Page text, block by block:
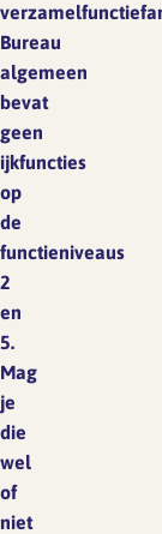
Bureau
algemeen
bevat
geen
ijkfuncties
op
de
functieniveaus
2
en
5.
Mag
je
die
wel
of
niet